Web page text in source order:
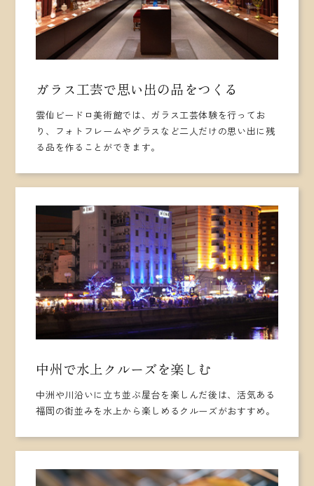
ガラス工芸で思い出の品をつくる
雲仙ビードロ美術館では、ガラス工芸体験を行ってお
り、フォトフレームやグラスなど二人だけの思い出に残
る品を作ることができます。
中州で水上クルーズを楽しむ
中洲や川沿いに立ち並ぶ屋台を楽しんだ後は、活気ある
福岡の街並みを水上から楽しめるクルーズがおすすめ。